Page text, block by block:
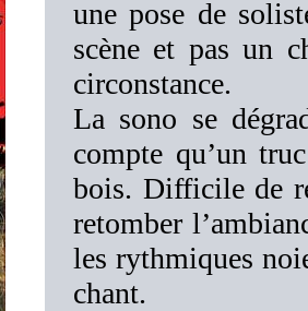
une pose de
scène et pas un
circonstance.
La sono se
compte qu’un
bois. Difficile de
retomber
les rythmiques
chant.